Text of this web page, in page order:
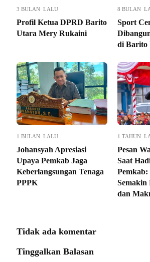
3 BULAN LALU
Profil Ketua DPRD Barito
Utara Mery Rukaini
8 BULAN
Sport
di Barito
1 BULAN LALU
Johansyah Apresiasi
Upaya Pemkab Jaga
Keberlangsungan Tenaga
PPPK
1 TAHUN
Pesan
Saat
Pemkab:
Semakin
dan
Tidak ada komentar
Tinggalkan Balasan